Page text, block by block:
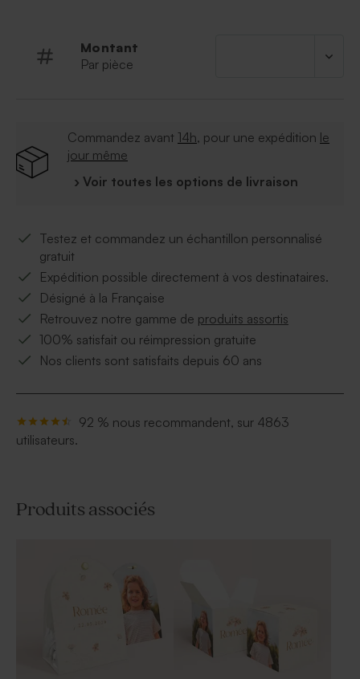
Montant
Par pièce
Commandez avant 14h, pour une expédition le
jour même
› Voir toutes les options de livraison
Testez et commandez un échantillon personnalisé
gratuit
Expédition possible directement à vos destinataires.
Désigné à la Française
Retrouvez notre gamme de produits assortis
100% satisfait ou réimpression gratuite
Nos clients sont satisfaits depuis 60 ans
92 % nous recommandent, sur 4863
utilisateurs.
Produits associés